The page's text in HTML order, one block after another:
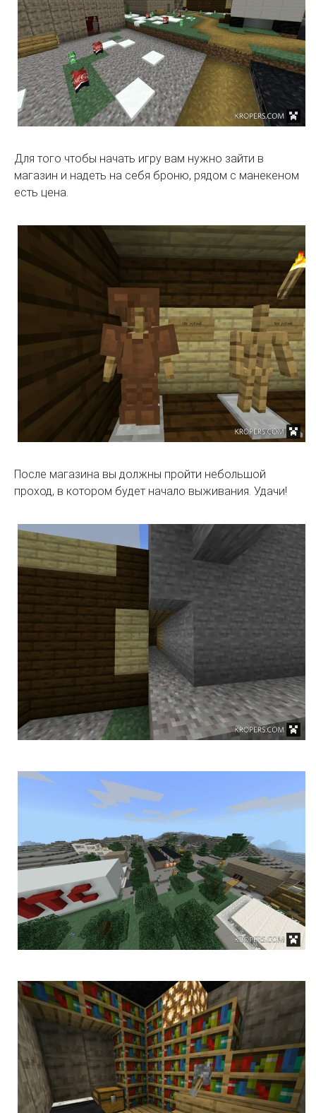
Для того чтобы начать игру вам нужно зайти в
магазин и надеть на себя броню, рядом с манекеном
есть цена.
После магазина вы должны пройти небольшой
проход, в котором будет начало выживания. Удачи!